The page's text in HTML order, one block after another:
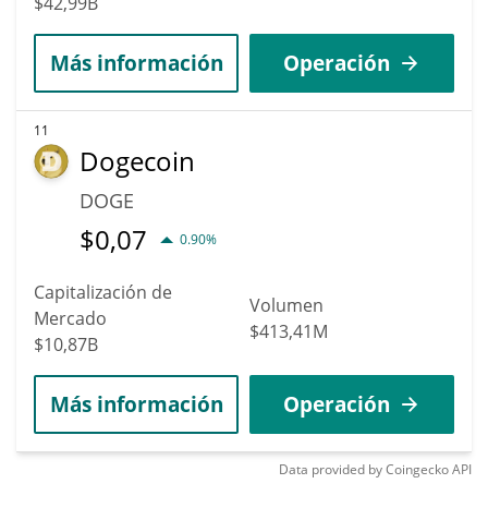
Más información Operación
11
Dogecoin
DOGE
$0,07 0.90%
Capitalización de
Mercado
$10,87B
Volumen
$413,41M
Más información Operación
Data provided byCoingeckoAPI